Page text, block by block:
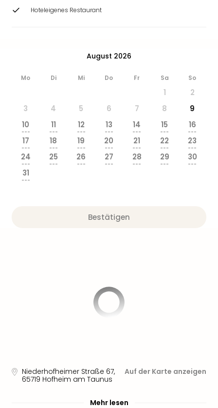
Hoteleigenes Restaurant
August 2026
Mo Di Mi Do Fr Sa So
1
2
3
4 5 6 7 8
9
10
---
11
---
12
---
13
---
14
---
15
---
16
---
17
---
18
---
19
---
20
---
21
---
22
---
23
---
24
---
25
---
26
---
27
---
28
---
29
---
30
---
31
---
Bestätigen
Niederhofheimer Straße 67,
65719 Hofheim am Taunus
Auf der Karte anzeigen
Mehr lesen